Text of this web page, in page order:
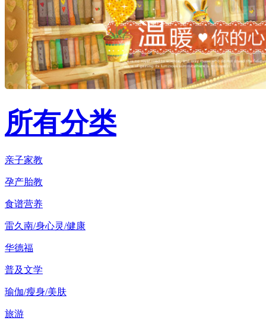
所有分类
亲子家教
孕产胎教
食谱营养
雷久南/身心灵/健康
华德福
普及文学
瑜伽/瘦身/美肤
旅游